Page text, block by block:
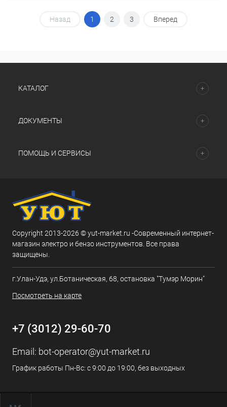
Назад 1 2 3 Вперед
КАТАЛОГ
ДОКУМЕНТЫ
ПОМОЩЬ И СЕРВИСЫ
Copyright 2013-2026 © yut-market.ru -Современный интернет-
магазин электро и бензо инструментов. Все права
защищены.
г.Улан-Удэ, ул.Ботаническая, 68, остановка "Тумэр Морин"
Посмотреть на карте
+7 (3012) 29-60-70
Email: bot-operator@yut-market.ru
График работы Пн-Вс: с 9:00 до 19:00, без выходных